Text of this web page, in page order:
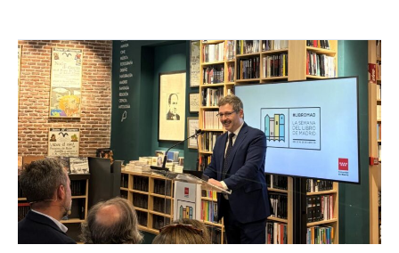
LIBROMAD,
un
nuevo
festival
que
llevará
la
literatura